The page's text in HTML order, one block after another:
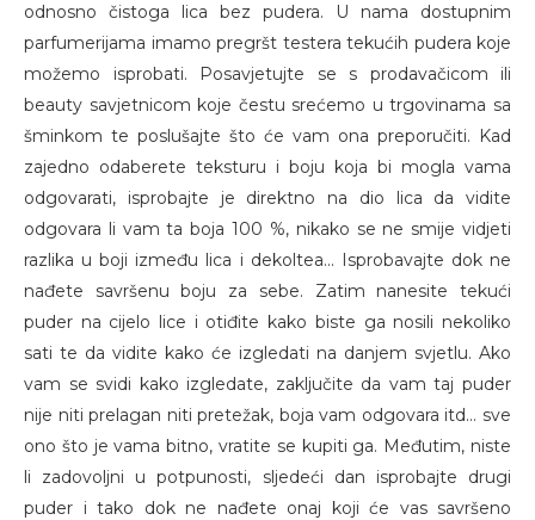
odnosno čistoga lica bez pudera. U nama dostupnim
parfumerijama imamo pregršt testera tekućih pudera koje
možemo isprobati. Posavjetujte se s prodavačicom ili
beauty savjetnicom koje čestu srećemo u trgovinama sa
šminkom te poslušajte što će vam ona preporučiti. Kad
zajedno odaberete teksturu i boju koja bi mogla vama
odgovarati, isprobajte je direktno na dio lica da vidite
odgovara li vam ta boja 100 %, nikako se ne smije vidjeti
razlika u boji između lica i dekoltea... Isprobavajte dok ne
nađete savršenu boju za sebe. Zatim nanesite tekući
puder na cijelo lice i otiđite kako biste ga nosili nekoliko
sati te da vidite kako će izgledati na danjem svjetlu. Ako
vam se svidi kako izgledate, zaključite da vam taj puder
nije niti prelagan niti pretežak, boja vam odgovara itd... sve
ono što je vama bitno, vratite se kupiti ga. Međutim, niste
li zadovoljni u potpunosti, sljedeći dan isprobajte drugi
puder i tako dok ne nađete onaj koji će vas savršeno